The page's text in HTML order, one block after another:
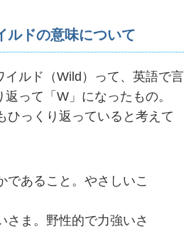
ルドの意味について
イルド（Wild）って、英語で言
って「W」になったもの。
ひっくり返っていると考えて
であること。やさしいこ
さま。野性的で力強いさ